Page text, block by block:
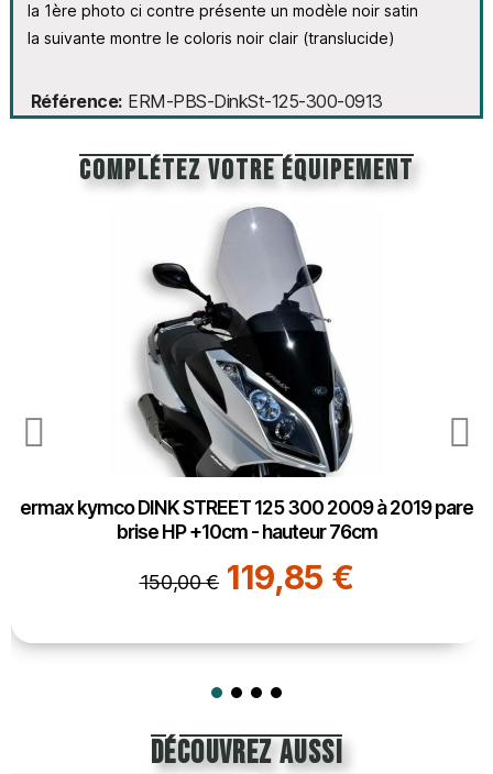
la 1ère photo ci contre présente un modèle noir satin
la suivante montre le coloris noir clair (translucide)
Référence ERM-PBS-DinkSt-125-300-0913
Complétez votre équipement
ermax kymco DINK STREET 125 300 2009 à 2019 pare
brise HP +10cm - hauteur 76cm
150,00 € 119,85 €
découvrez aussi